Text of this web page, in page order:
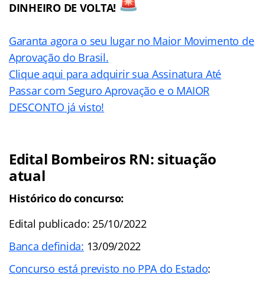
DINHEIRO DE VOLTA!
Garanta agora o seu lugar no Maior Movimento de
Aprovação do Brasil.
Clique aqui para adquirir sua Assinatura Até
Passar com Seguro Aprovação e o MAIOR
DESCONTO já visto!
Edital Bombeiros RN: situação
atual
Histórico do concurso:
Edital publicado: 25/10/2022
Banca definida: 13/09/2022
Concurso está previsto no PPA do Estado: